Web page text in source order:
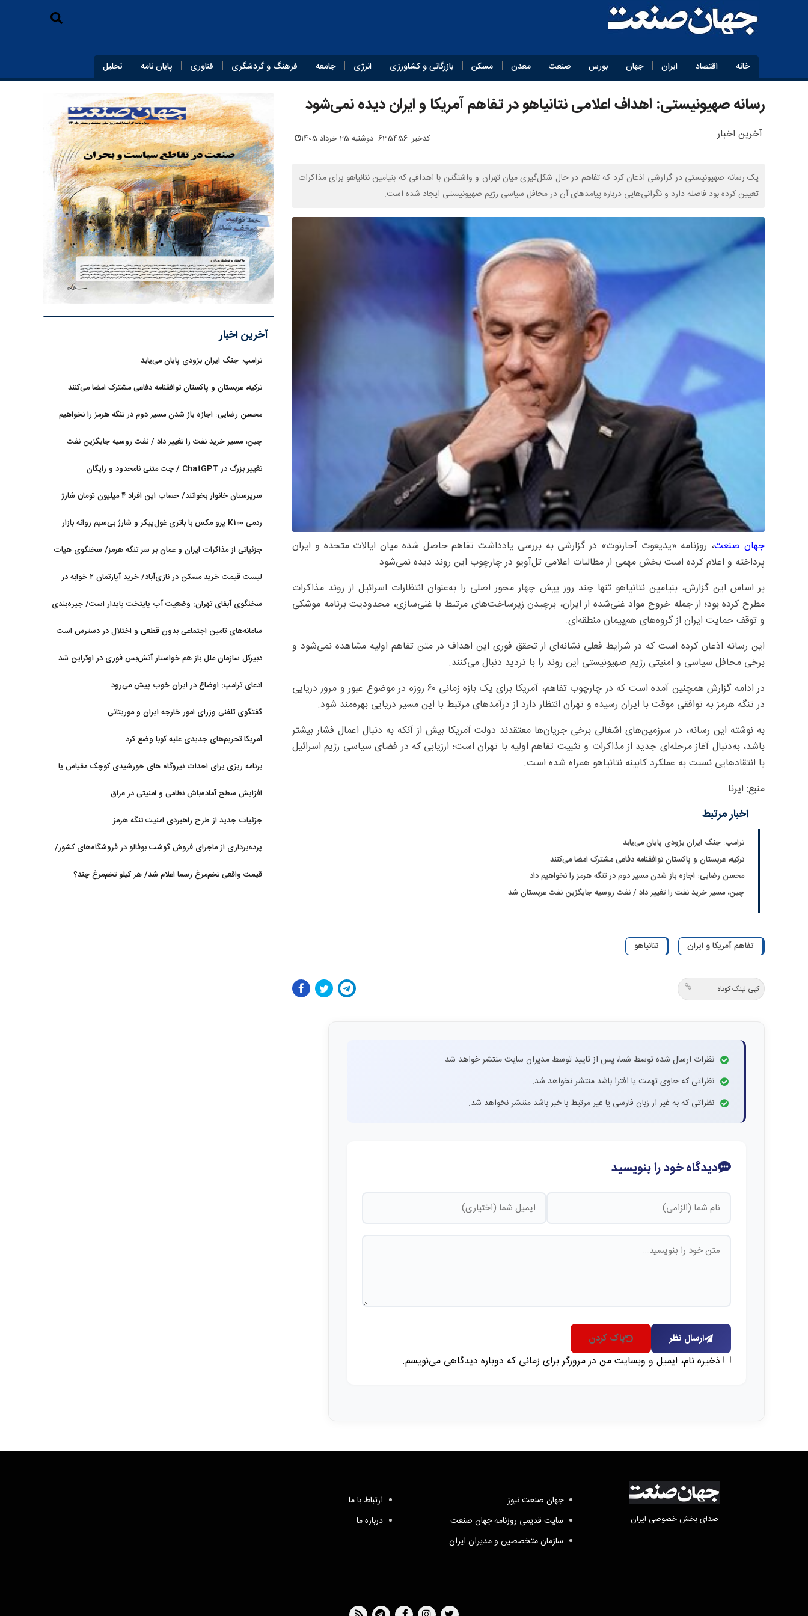
خانه اقتصاد ایران جهان بورس صنعت معدن مسکن بازرگانی و کشاورزی انرژی جامعه فرهنگ و گردشگری فناوری پایان‌ نامه تحلیل
رسانه صهیونیستی: اهداف اعلامی نتانیاهو در تفاهم آمریکا و ایران دیده نمی‌شود
آخرین اخبار کدخبر: 635456 دوشنبه 25 خرداد 1405
یک رسانه صهیونیستی در گزارشی اذعان کرد که تفاهم در حال شکل‌گیری میان تهران و واشنگتن با اهدافی که بنیامین نتانیاهو برای مذاکرات
تعیین کرده بود فاصله دارد و نگرانی‌هایی درباره پیامدهای آن در محافل سیاسی رژیم صهیونیستی ایجاد شده است.
جهان صنعت، روزنامه «یدیعوت آحارنوت» در گزارشی به بررسی یادداشت تفاهم حاصل شده میان ایالات متحده و ایران
پرداخته و اعلام کرده است بخش مهمی از مطالبات اعلامی تل‌آویو در چارچوب این روند دیده نمی‌شود.
بر اساس این گزارش، بنیامین نتانیاهو تنها چند روز پیش چهار محور اصلی را به‌عنوان انتظارات اسرائیل از روند مذاکرات
مطرح کرده بود؛ از جمله خروج مواد غنی‌شده از ایران، برچیدن زیرساخت‌های مرتبط با غنی‌سازی، محدودیت برنامه موشکی
و توقف حمایت ایران از گروه‌های هم‌پیمان منطقه‌ای.
این رسانه اذعان کرده است که در شرایط فعلی نشانه‌ای از تحقق فوری این اهداف در متن تفاهم اولیه مشاهده نمی‌شود و
برخی محافل سیاسی و امنیتی رژیم صهیونیستی این روند را با تردید دنبال می‌کنند.
در ادامه گزارش همچنین آمده است که در چارچوب تفاهم، آمریکا برای یک بازه زمانی ۶۰ روزه در موضوع عبور و مرور دریایی
در تنگه هرمز به توافقی موقت با ایران رسیده و تهران انتظار دارد از درآمدهای مرتبط با این مسیر دریایی بهره‌مند شود.
به نوشته این رسانه، در سرزمین‌های اشغالی برخی جریان‌ها معتقدند دولت آمریکا بیش از آنکه به دنبال اعمال فشار بیشتر
باشد، به‌دنبال آغاز مرحله‌ای جدید از مذاکرات و تثبیت تفاهم اولیه با تهران است؛ ارزیابی‌ که در فضای سیاسی رژیم اسرائیل
با انتقادهایی نسبت به عملکرد کابینه نتانیاهو همراه شده است.
منبع: ایرنا
اخبار مرتبط
ترامپ: جنگ ایران بزودی پایان می‌یابد
ترکیه، عربستان و پاکستان توافقنامه دفاعی مشترک امضا می‌کنند
محسن رضایی: اجازه باز شدن مسیر دوم در تنگه هرمز را نخواهیم داد
چین، مسیر خرید نفت را تغییر داد / نفت روسیه جایگزین نفت عربستان شد
تفاهم آمریکا و ایران نتانیاهو
کپی لینک کوتاه
نظرات ارسال شده توسط شما، پس از تایید توسط مدیران سایت منتشر خواهد شد.
نظراتی که حاوی تهمت یا افترا باشد منتشر نخواهد شد.
نظراتی که به غیر از زبان فارسی یا غیر مرتبط با خبر باشد منتشر نخواهد شد.
دیدگاه خود را بنویسید
ارسال نظر پاک کردن
ذخیره نام، ایمیل و وبسایت من در مرورگر برای زمانی که دوباره دیدگاهی می‌نویسم.
آخرین اخبار
ترامپ: جنگ ایران بزودی پایان می‌یابد
ترکیه، عربستان و پاکستان توافقنامه دفاعی مشترک امضا می‌کنند
محسن رضایی: اجازه باز شدن مسیر دوم در تنگه هرمز را نخواهیم
چین، مسیر خرید نفت را تغییر داد / نفت روسیه جایگزین نفت
تغییر بزرگ در ChatGPT / چت متنی نامحدود و رایگان
سرپرستان خانوار بخوانند/ حساب این افراد ۴ میلیون تومان شارژ
ردمی K100 پرو مکس با باتری غول‌پیکر و شارژ بی‌سیم روانه بازار
جزئیاتی از مذاکرات ایران و عمان بر سر تنگه هرمز/ سخنگوی هیات
لیست قیمت خرید مسکن در نازی‌آباد/ خرید آپارتمان ۲ خوابه در
سخنگوی آبفای تهران: وضعیت آب پایتخت پایدار است/ جیره‌بندی
سامانه‌های تامین اجتماعی بدون قطعی و اختلال در دسترس است
دبیرکل سازمان ملل باز هم خواستار آتش‌بس فوری در اوکراین شد
ادعای ترامپ: اوضاع در ایران خوب پیش می‌رود
گفتگوی تلفنی وزرای امور خارجه ایران و موریتانی
آمریکا تحریم‌های جدیدی علیه کوبا وضع کرد
برنامه ریزی برای احداث نیروگاه های خورشیدی کوچک مقیاس یا
افزایش سطح آماده‌باش نظامی و امنیتی در عراق
جزئیات جدید از طرح راهبردی امنیت تنگه هرمز
پرده‌برداری از ماجرای فروش گوشت بوفالو در فروشگاه‌های کشور/
قیمت واقعی تخم‌مرغ رسما اعلام شد/ هر کیلو تخم‌مرغ چند؟
صدای بخش خصوصی ایران
جهان صنعت نیوز
سایت قدیمی روزنامه جهان صنعت
سازمان متخصصین و مدیران ایران
ارتباط با ما
درباره ما